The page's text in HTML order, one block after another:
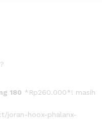
180 *Rp260.000*! masih
joran-hoox-phalanx-